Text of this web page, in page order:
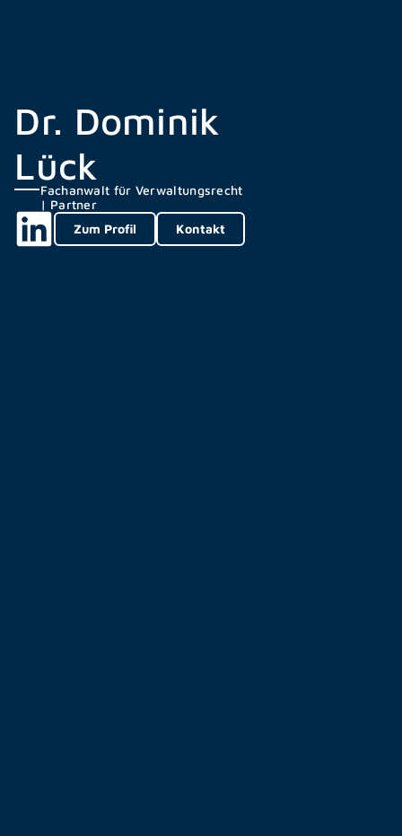
Dr. Dominik
Lück
Fachanwalt für Verwaltungsrecht
| Partner
Zum Profil
Kontakt